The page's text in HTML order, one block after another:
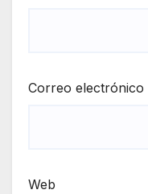
Correo electrónico
Web